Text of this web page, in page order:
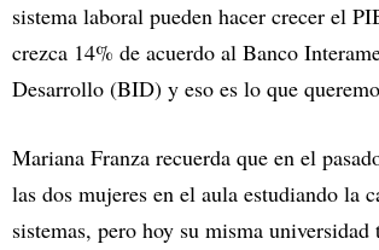
sistema laboral pueden hacer crecer el
crezca 14% de acuerdo al Banco
Desarrollo (BID) y eso es lo que
Mariana Franza recuerda que en el
las dos mujeres en el aula estudiando la
sistemas, pero hoy su misma universidad